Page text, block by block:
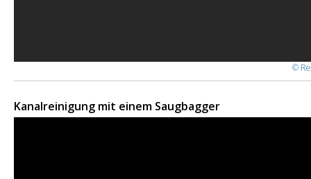
©
Kanalreinigung mit einem Saugbagger